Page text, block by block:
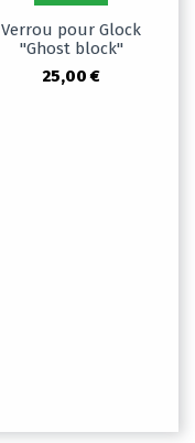
Verrou pour Glock
"Ghost block"
25,00 €